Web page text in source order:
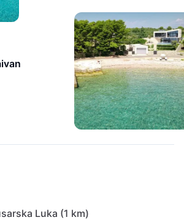
Luka (1 km)